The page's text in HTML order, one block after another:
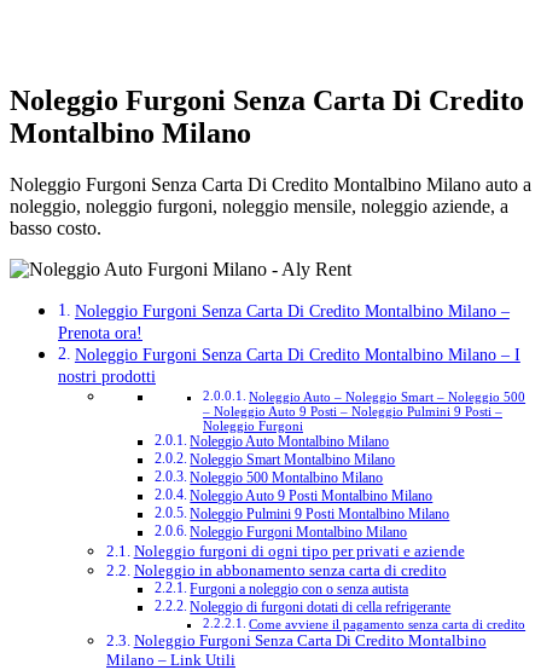
Noleggio Furgoni Senza Carta Di Credito
Montalbino Milano
Noleggio Furgoni Senza Carta Di Credito Montalbino Milano auto a
noleggio, noleggio furgoni, noleggio mensile, noleggio aziende, a
basso costo.
Noleggio Furgoni Senza Carta Di Credito Montalbino Milano –
Prenota ora!
Noleggio Furgoni Senza Carta Di Credito Montalbino Milano – I
nostri prodotti
Noleggio Auto – Noleggio Smart – Noleggio 500
– Noleggio Auto 9 Posti – Noleggio Pulmini 9 Posti –
Noleggio Furgoni
Noleggio Auto Montalbino Milano
Noleggio Smart Montalbino Milano
Noleggio 500 Montalbino Milano
Noleggio Auto 9 Posti Montalbino Milano
Noleggio Pulmini 9 Posti Montalbino Milano
Noleggio Furgoni Montalbino Milano
Noleggio furgoni di ogni tipo per privati e aziende
Noleggio in abbonamento senza carta di credito
Furgoni a noleggio con o senza autista
Noleggio di furgoni dotati di cella refrigerante
Come avviene il pagamento senza carta di credito
Noleggio Furgoni Senza Carta Di Credito Montalbino
Milano – Link Utili